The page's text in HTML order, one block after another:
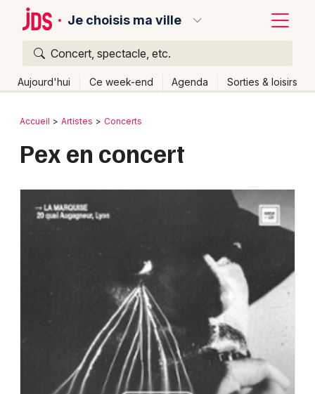
Je choisis ma ville
Concert, spectacle, etc.
Aujourd'hui Ce week-end Agenda Sorties & loisirs
Publier un événement
Grands événements
Spectacles
Concerts
Bordeaux
Lille
Retour
Accueil Artistes Concerts
Pex en concert
Quoi ?
Où ?
Quand ?
Aujourd'hui
Demain Ce week-end Autre